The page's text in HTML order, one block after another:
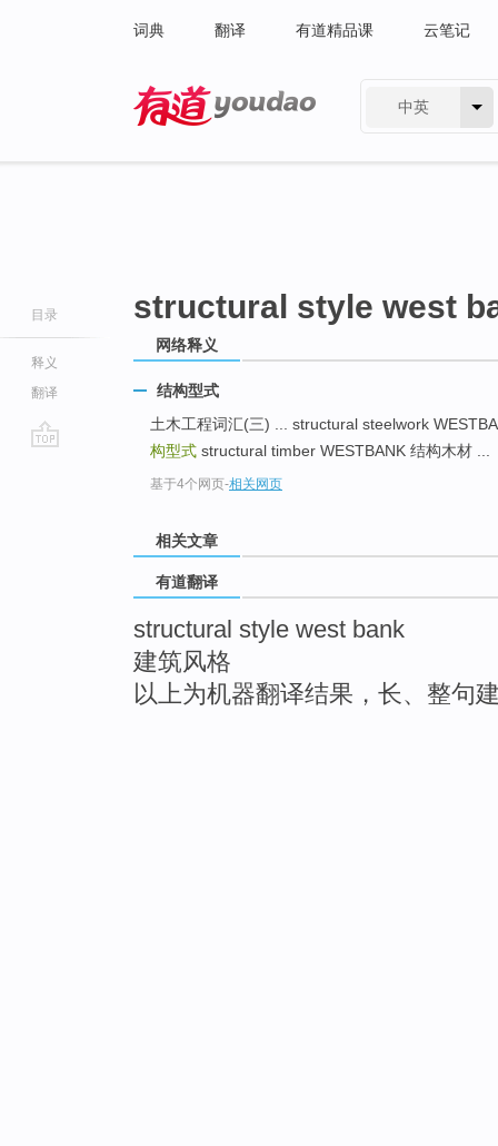
词典 翻译 有道精品课 云笔记
中英
目录
释义
翻译
structural style west
网络释义
结构型式
土木工程词汇(三) ... structural steelwork
构型式 structural timber WESTBANK 结构木材 ...
基于4个网页-相关网页
相关文章
有道翻译
structural style west bank
建筑风格
以上为机器翻译结果，长、整句